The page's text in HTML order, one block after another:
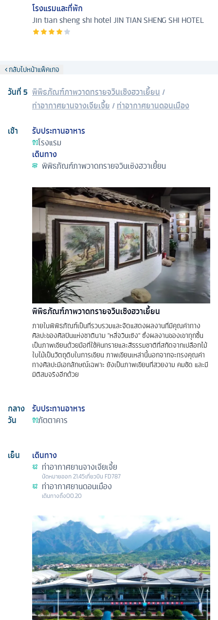
โรงแรมและที่พัก
Jin tian sheng shi hotelJIN TIAN SHENG SHI HOTEL
กลับไปหน้าแพ็คเกจ
วันที่5 พิพิธภัณฑ์ภาพวาดทรายจวินเซิงฮวาเยี้ยน /
ท่าอากาศยานจางเจียเจี้ย /ท่าอากาศยานดอนเมือง
เช้า
รับประทานอาหาร
โรงแรม
เดินทาง
พิพิธภัณฑ์ภาพวาดทรายจวินเซิงฮวาเยี้ยน
พิพิธภัณฑ์ภาพวาดทรายจวินเซิงฮวาเยี้ยน
ภายในพิพิธภัณฑ์เป็นที่รวบรวมและจัดแสดงผลงานที่มีคุณค่าทาง
ศิลปะของศิลปินแห่งชาตินาม "หลี่จวินเซิง" ซึ่งผลงานของเขาทุกชิ้น
เป็นภาพเขียนด้วยมือที่ใช้หินทรายและสีธรรมชาติที่สกัดจากเปลือกไม้
ใบไม้เป็นวัตถุดิบในการเขียน ภาพเขียนเหล่านี้นอกจากจะทรงคุณค่า
ทางศิลปะมีเอกลักษณ์เฉพาะ ยังเป็นภาพเขียนที่สวยงาม คมชัด และมี
มิติสมจริงอีกด้วย
กลาง
วัน
รับประทานอาหาร
ภัตตาคาร
เย็น
เดินทาง
ท่าอากาศยานจางเจียเจี้ย
นัดหมายออก21.45เที่ยวบิน FD787
ท่าอากาศยานดอนเมือง
เดินทางถึง00.20